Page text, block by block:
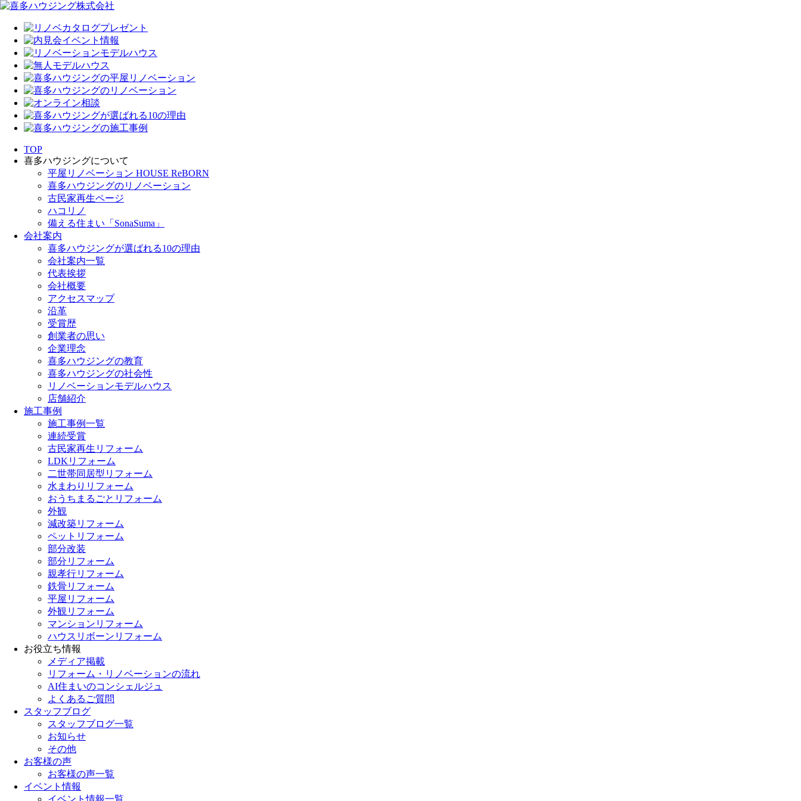
TOP
喜多ハウジングについて
平屋リノベーション HOUSE ReBORN
喜多ハウジングのリノベーション
古民家再生ページ
ハコリノ
備える住まい「SonaSuma」
会社案内
喜多ハウジングが選ばれる10の理由
会社案内一覧
代表挨拶
会社概要
アクセスマップ
沿革
受賞歴
創業者の思い
企業理念
喜多ハウジングの教育
喜多ハウジングの社会性
リノベーションモデルハウス
店舗紹介
施工事例
施工事例一覧
連続受賞
古民家再生リフォーム
LDKリフォーム
二世帯同居型リフォーム
水まわりリフォーム
おうちまるごとリフォーム
外観
減改築リフォーム
ペットリフォーム
部分改装
部分リフォーム
親孝行リフォーム
鉄骨リフォーム
平屋リフォーム
外観リフォーム
マンションリフォーム
ハウスリボーンリフォーム
お役立ち情報
メディア掲載
リフォーム・リノベーションの流れ
AI住まいのコンシェルジュ
よくあるご質問
スタッフブログ
スタッフブログ一覧
お知らせ
その他
お客様の声
お客様の声一覧
イベント情報
イベント情報一覧